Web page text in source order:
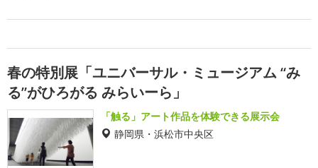
春の特別展「ユニバーサル・ミュージアム “み
る”がひろがる みらいーら」
「触る」アート作品を体験できる展示会
静岡県・浜松市中央区